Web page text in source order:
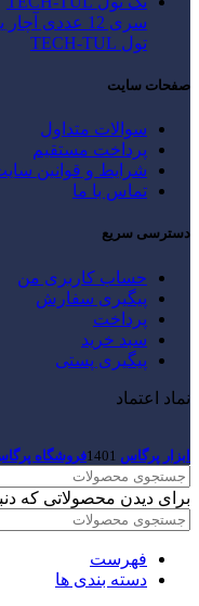
تول TECH-TUL
صفحات سایت
سوالات متداول
پرداخت مستقیم
شرایط و قوانین
تماس با ما
دسترسی سریع
حساب کاربری من
پیگیری سفارش
پرداخت
سبد خرید
پیگیری پستی
نماد اعتماد
ابزار پرگاس 1401فروشگاه
برای دیدن محصولاتی که
فهرست
دسته بندی ها